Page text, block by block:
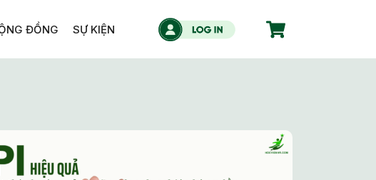
ĐỒNG SỰ KIỆN